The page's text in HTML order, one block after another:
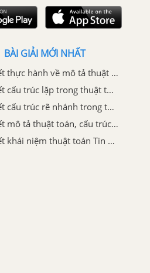
BÀI GIẢI MỚI NHẤT
Lý thuyết thực hành về mô tả thuật toán Tin học 6 Cánh Diều
Lý thuyết cấu trúc lặp trong thuật toán Tin học 6 Cánh Diều
Lý thuyết cấu trúc rẽ nhánh trong thuật toán Tin học 6 Cánh Diều
Lý thuyết mô tả thuật toán, cấu trúc tuần tự trong thuật toán Tin học 6 Cánh Diều
Lý thuyết khái niệm thuật toán Tin học 6 Cánh Diều